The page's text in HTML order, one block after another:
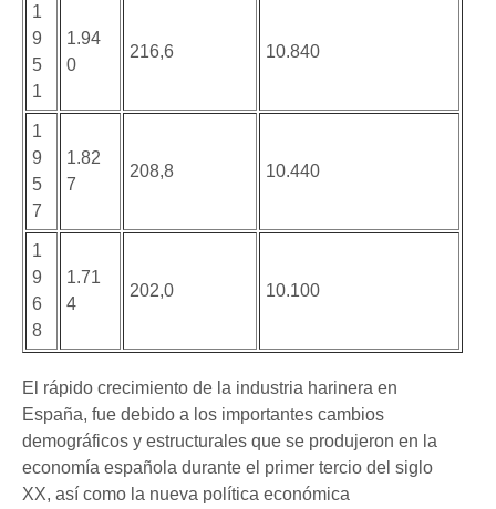
1
9
5
1
1.94
0
216,6 10.840
1
9
5
7
1.82
7
208,8 10.440
1
9
6
8
1.71
4
202,0 10.100
El rápido crecimiento de la industria harinera en
España, fue debido a los importantes cambios
demográficos y estructurales que se produjeron en la
economía española durante el primer tercio del siglo
XX, así como la nueva política económica